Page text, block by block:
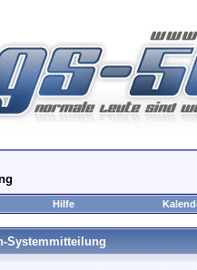
Hilfe
Systemmitteilung